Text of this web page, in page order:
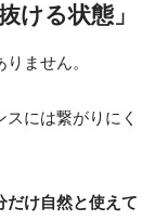
ける状態」
ません。
には繋がりにく
だけ自然と使えて